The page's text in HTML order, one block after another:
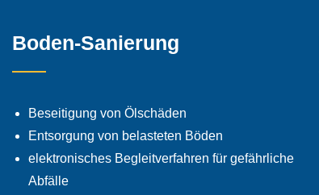
Boden-Sanierung
Beseitigung von Ölschäden
Entsorgung von belasteten Böden
elektronisches Begleitverfahren für gefährliche
Abfälle